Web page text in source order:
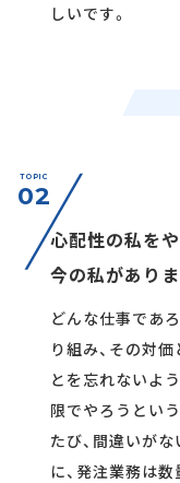
しいです。
TOPIC
02
心配性の私を
今の私がありま
どんな仕事であ
り組み、その対
とを忘れないよ
限でやろうとい
たび、間違いが
に、発注業務は